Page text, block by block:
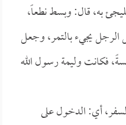
به، قال: وبسط نطعاً،
يجيء بالتمر، وجعل
فكانت وليمة رسول الله
أي: الدخول على